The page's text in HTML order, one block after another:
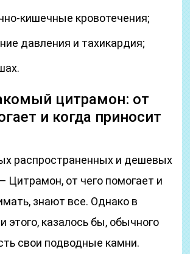
кишечные кровотечения;
давления и тахикардия;
цитрамон: от
и когда приносит
распространенных и дешевых
Цитрамон, от чего помогает и
знают все. Однако в
этого, казалось бы, обычного
свои подводные камни.